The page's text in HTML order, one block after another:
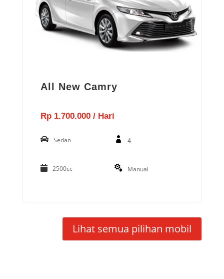
All New Camry
Rp 1.700.000 / Hari
Sedan 4
2500cc Manual
Lihat semua pilihan mobil